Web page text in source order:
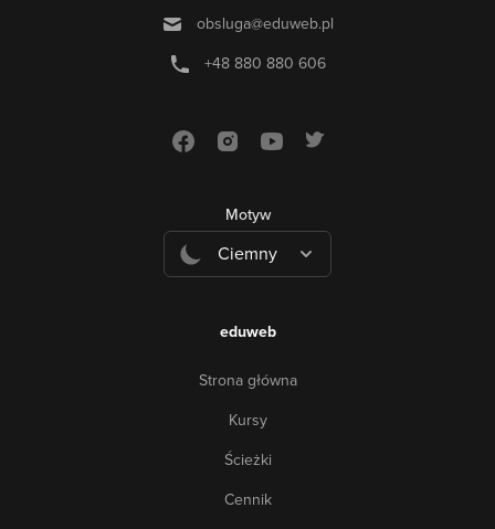
obsluga@eduweb.pl
+48 880 880 606
Motyw
Ciemny
eduweb
Strona główna
Kursy
Ścieżki
Cennik